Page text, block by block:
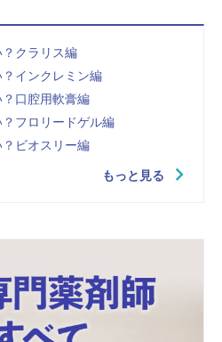
クラリス編
インクレミン編
口腔用軟膏編
フロリードゲル編
ビオスリー編
もっと見る